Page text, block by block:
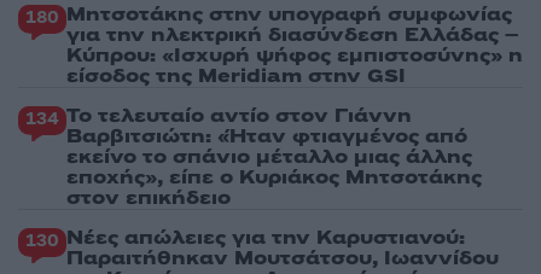
180 Μητσοτάκης στην υπογραφή συμφωνίας
για την ηλεκτρική διασύνδεση Ελλάδας –
Κύπρου: «Ισχυρή ψήφος εμπιστοσύνης» η
είσοδος της Meridiam στην GSI
134 Το τελευταίο αντίο στον Γιάννη
Βαρβιτσιώτη: «Ήταν φτιαγμένος από
εκείνο το σπάνιο μέταλλο μιας άλλης
εποχής», είπε ο Κυριάκος Μητσοτάκης
στον επικήδειο
130 Νέες απώλειες για την Καρυστιανού:
Παραιτήθηκαν Μουτσάτσου, Ιωαννίδου